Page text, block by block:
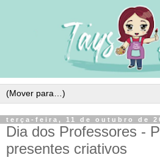
terça-feira, 11 de outubro de
Dia dos Professores -
presentes criativos